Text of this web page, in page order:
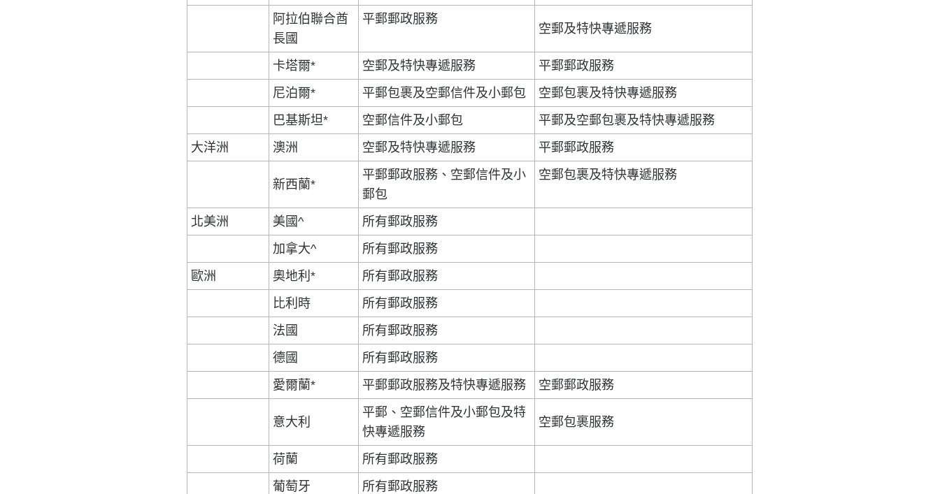
阿拉伯聯合酋
長國
平郵郵政服務
空郵及特快專遞服務
卡塔爾* 空郵及特快專遞服務
平郵郵政服務
尼泊爾*
平郵包裹及空郵信件及小郵包
空郵包裹及特快專遞服務
巴基斯坦*
空郵信件及小郵包
平郵及空郵包裹及特快專遞服務
大洋洲
澳洲 空郵及特快專遞服務 平郵郵政服務
新西蘭*
平郵郵政服務、空郵信件及小
郵包
空郵包裹及特快專遞服務
北美洲 美國^
所有郵政服務
加拿大^
所有郵政服務
歐洲
奧地利*
所有郵政服務
比利時
所有郵政服務
法國
所有郵政服務
德國
所有郵政服務
愛爾蘭*
平郵郵政服務及特快專遞服務 空郵郵政服務
意大利
平郵、空郵信件及小郵包及特
快專遞服務
空郵包裹服務
荷蘭
所有郵政服務
葡萄牙
所有郵政服務